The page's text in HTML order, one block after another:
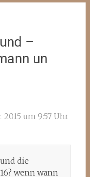
–
un
2015 um 9:57 Uhr
die
wenn wann